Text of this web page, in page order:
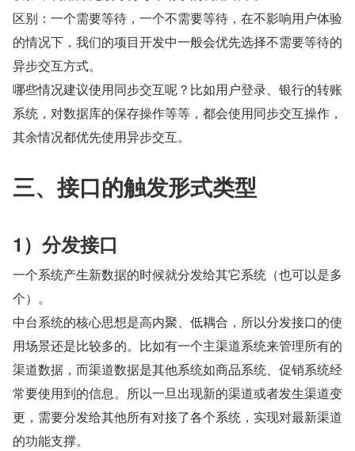
区别：一个需要等待，一个不需要等待，在不影响用户体验
的情况下，我们的项目开发中一般会优先选择不需要等待的
异步交互方式。
哪些情况建议使用同步交互呢？比如用户登录、银行的转账
系统，对数据库的保存操作等等，都会使用同步交互操作，
其余情况都优先使用异步交互。
三、接口的触发形式类型
1）分发接口
一个系统产生新数据的时候就分发给其它系统（也可以是多
个）。
中台系统的核心思想是高内聚、低耦合，所以分发接口的使
用场景还是比较多的。比如有一个主渠道系统来管理所有的
渠道数据，而渠道数据是其他系统如商品系统、促销系统经
常要使用到的信息。所以一旦出现新的渠道或者发生渠道变
更，需要分发给其他所有对接了各个系统，实现对最新渠道
的功能支撑。